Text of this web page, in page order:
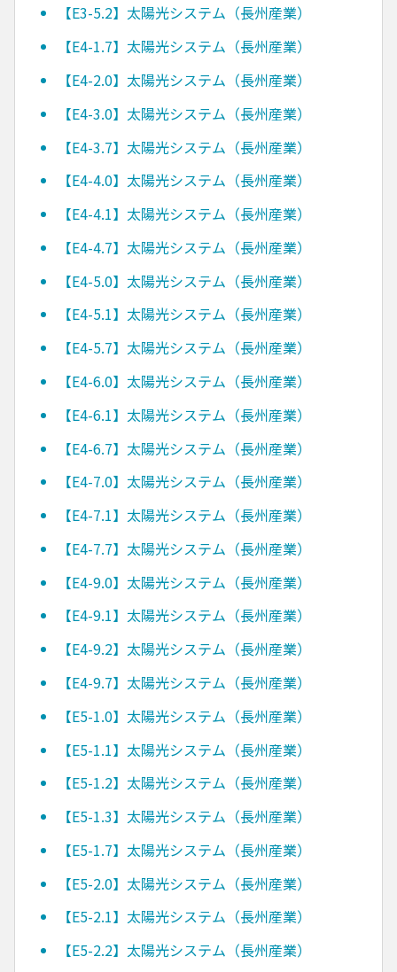
【E3-5.2】太陽光システム（長州産業）
【E4-1.7】太陽光システム（長州産業）
【E4-2.0】太陽光システム（長州産業）
【E4-3.0】太陽光システム（長州産業）
【E4-3.7】太陽光システム（長州産業）
【E4-4.0】太陽光システム（長州産業）
【E4-4.1】太陽光システム（長州産業）
【E4-4.7】太陽光システム（長州産業）
【E4-5.0】太陽光システム（長州産業）
【E4-5.1】太陽光システム（長州産業）
【E4-5.7】太陽光システム（長州産業）
【E4-6.0】太陽光システム（長州産業）
【E4-6.1】太陽光システム（長州産業）
【E4-6.7】太陽光システム（長州産業）
【E4-7.0】太陽光システム（長州産業）
【E4-7.1】太陽光システム（長州産業）
【E4-7.7】太陽光システム（長州産業）
【E4-9.0】太陽光システム（長州産業）
【E4-9.1】太陽光システム（長州産業）
【E4-9.2】太陽光システム（長州産業）
【E4-9.7】太陽光システム（長州産業）
【E5-1.0】太陽光システム（長州産業）
【E5-1.1】太陽光システム（長州産業）
【E5-1.2】太陽光システム（長州産業）
【E5-1.3】太陽光システム（長州産業）
【E5-1.7】太陽光システム（長州産業）
【E5-2.0】太陽光システム（長州産業）
【E5-2.1】太陽光システム（長州産業）
【E5-2.2】太陽光システム（長州産業）